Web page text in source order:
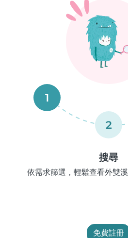
1
2
搜尋
依需求篩選，輕鬆查看外雙
免費註冊